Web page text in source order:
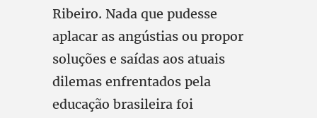
Ribeiro. Nada que pudesse
aplacar as angústias ou propor
soluções e saídas aos atuais
dilemas enfrentados pela
educação brasileira foi